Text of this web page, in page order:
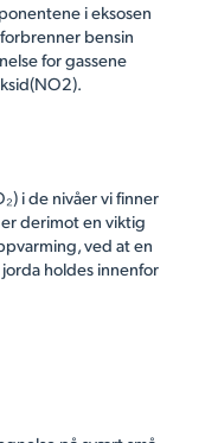
i eksosen
bensin
for gassene
i de nivåer vi finner
derimot en viktig
ved at en
holdes innenfor